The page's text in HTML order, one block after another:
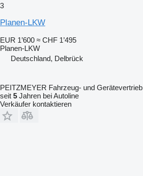
3
Planen-LKW
EUR 1’600 ≈ CHF 1’495
Planen-LKW
Deutschland, Delbrück
PEITZMEYER Fahrzeug- und Gerätevertrieb
seit 5 Jahren bei Autoline
Verkäufer kontaktieren